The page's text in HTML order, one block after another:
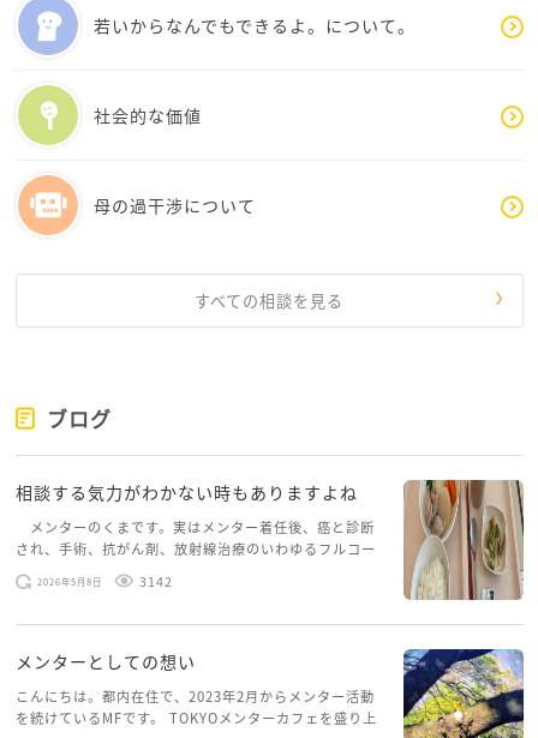
若いからなんでもできるよ。について。
社会的な価値
母の過干渉について
すべての相談を見る
ブログ
相談する気力がわかない時もありますよね
メンターのくまです。実はメンター着任後、癌と診断
され、手術、抗がん剤、放射線治療のいわゆるフルコー
スを体験していて、しばらくメンターカフェに来られて
いませんでした。体力だけでなく、気力も落ちパソコン
2026年5月8日 3142
メンターとしての想い
こんにちは。都内在住で、2023年2月からメンター活動
を続けているMFです。 TOKYOメンターカフェを盛り上